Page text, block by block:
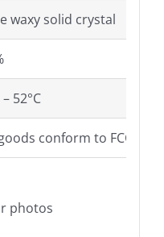
waxy solid crystal
52°C
conform to FCC IX
photos